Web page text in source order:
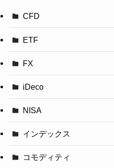
CFD
ETF
FX
iDeco
NISA
インデックス
コモディティ